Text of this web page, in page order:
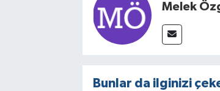
Melek
Bunlar da ilginizi